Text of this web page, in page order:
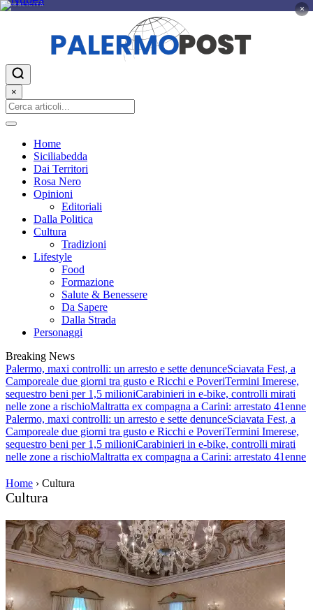
PUBBLICITÀ ×
×
Home
Siciliabedda
Dai Territori
Rosa Nero
Opinioni
Editoriali
Dalla Politica
Cultura
Tradizioni
Lifestyle
Food
Formazione
Salute & Benessere
Da Sapere
Dalla Strada
Personaggi
Breaking News
Palermo, maxi controlli: un arresto e sette denunceSciavata Fest, a
Camporeale due giorni tra gusto e Ricchi e PoveriTermini Imerese,
sequestro beni per 1,5 milioniCarabinieri in e-bike, controlli mirati
nelle zone a rischioMaltratta ex compagna a Carini: arrestato 41enne
Palermo, maxi controlli: un arresto e sette denunceSciavata Fest, a
Camporeale due giorni tra gusto e Ricchi e PoveriTermini Imerese,
sequestro beni per 1,5 milioniCarabinieri in e-bike, controlli mirati
nelle zone a rischioMaltratta ex compagna a Carini: arrestato 41enne
Home › Cultura
Cultura